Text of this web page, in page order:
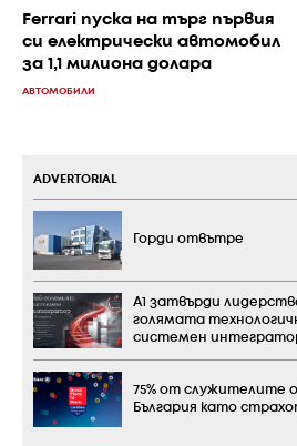
Ferrari пуска на търг първия
си електрически автомобил
за 1,1 милиона долара
АВТОМОБИЛИ
ADVERTORIAL
Горди отвътре
А1 затвърди
голямата
системен
75% от служителите
България като